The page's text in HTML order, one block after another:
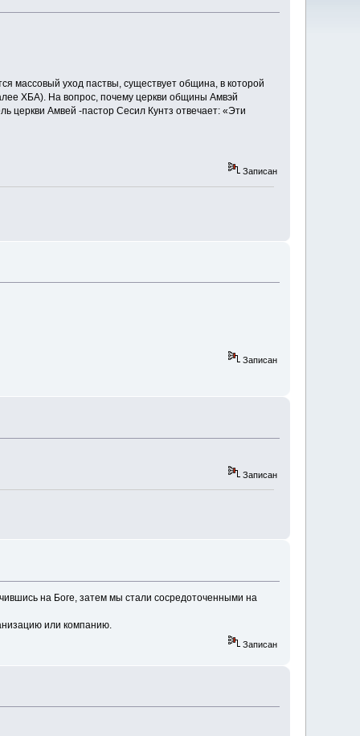
массовый уход паствы, существует община, в которой
ХБА). На вопрос, почему церкви общины Амвэй
церкви Амвей -пастор Сесил Кунтз отвечает: «Эти
Записан
Записан
Записан
на Боге, затем мы стали сосредоточенными на
или компанию.
Записан